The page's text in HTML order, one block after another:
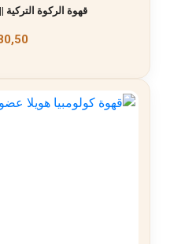
قهوة الركوة التركية || Turkish Coffee